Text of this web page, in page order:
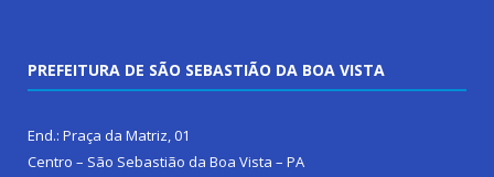
PREFEITURA DE SÃO SEBASTIÃO DA BOA VISTA
End.: Praça da Matriz, 01
Centro – São Sebastião da Boa Vista – PA